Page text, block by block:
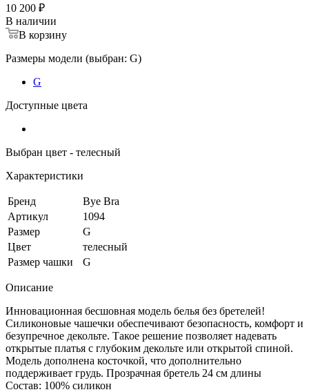
10 200 ₽
В наличии
В корзину
Размеры модели (выбран: G)
G
Доступные цвета
Выбран цвет - телесный
Характеристики
Бренд
Bye Bra
Артикул
1094
Размер
G
Цвет
телесный
Размер чашки
G
Описание
Инновационная бесшовная модель белья без бретелей!
Силиконовые чашечки обеспечивают безопасность, комфорт и
безупречное декольте. Такое решение позволяет надевать
открытые платья с глубоким декольте или открытой спиной.
Модель дополнена косточкой, что дополнительно
поддерживает грудь. Прозрачная бретель 24 см длины
Состав: 100% силикон